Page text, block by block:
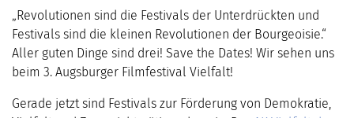
„Revolutionen sind die Festivals der Unterdrückten und
Festivals sind die kleinen Revolutionen der Bourgeoisie.“
Aller guten Dinge sind drei! Save the Dates! Wir sehen uns
beim 3. Augsburger Filmfestival Vielfalt!
Gerade jetzt sind Festivals zur Förderung von Demokratie,